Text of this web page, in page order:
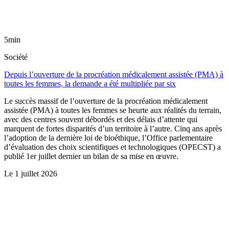
5min
Société
Depuis l’ouverture de la procréation médicalement assistée (PMA) à
toutes les femmes, la demande a été multipliée par six
Le succès massif de l’ouverture de la procréation médicalement
assistée (PMA) à toutes les femmes se heurte aux réalités du terrain,
avec des centres souvent débordés et des délais d’attente qui
marquent de fortes disparités d’un territoire à l’autre. Cinq ans après
l’adoption de la dernière loi de bioéthique, l’Office parlementaire
d’évaluation des choix scientifiques et technologiques (OPECST) a
publié 1er juillet dernier un bilan de sa mise en œuvre.
Le 1 juillet 2026